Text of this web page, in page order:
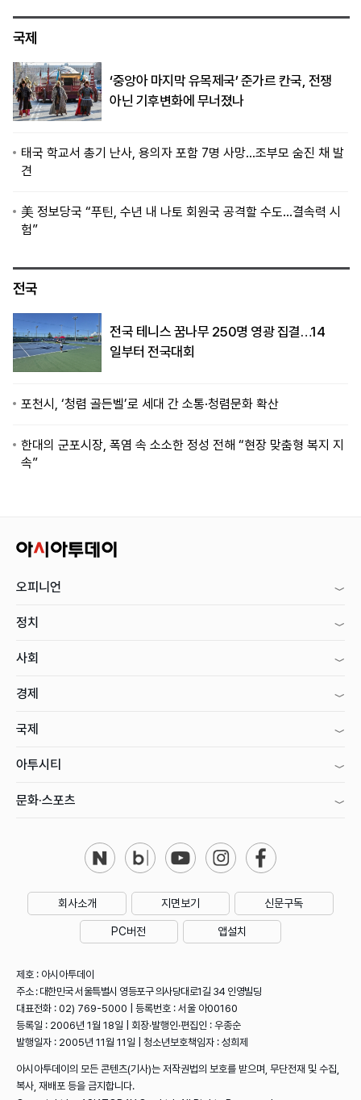
국제
‘중앙아 마지막 유목제국’ 준가르 칸국, 전쟁
아닌 기후변화에 무너졌나
태국 학교서 총기 난사, 용의자 포함 7명 사망…조부모 숨진 채 발
견
美 정보당국 “푸틴, 수년 내 나토 회원국 공격할 수도…결속력 시
험”
전국
전국 테니스 꿈나무 250명 영광 집결…14
일부터 전국대회
포천시, ‘청렴 골든벨’로 세대 간 소통·청렴문화 확산
한대의 군포시장, 폭염 속 소소한 정성 전해 “현장 맞춤형 복지 지
속”
오피니언
정치
사회
경제
국제
아투시티
문화·스포츠
회사소개 지면보기 신문구독
PC버전 앱설치
제호 : 아시아투데이
주소 : 대한민국 서울특별시 영등포구 의사당대로1길 34 인영빌딩
대표전화 : 02) 769-5000 | 등록번호 : 서울 아00160
등록일 : 2006년 1월 18일 | 회장·발행인·편집인 : 우종순
발행일자 : 2005년 11월 11일 | 청소년보호책임자 : 성희제
아시아투데이의 모든 콘텐츠(기사)는 저작권법의 보호를 받으며, 무단전재 및 수집,
복사, 재배포 등을 금지합니다.